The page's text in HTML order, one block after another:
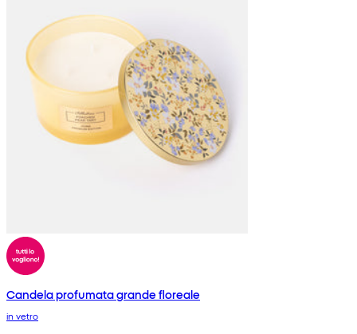
Candela profumata grande floreale
in vetro